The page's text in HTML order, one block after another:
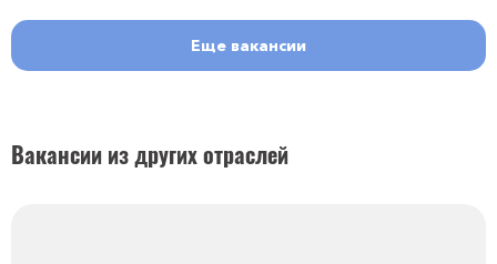
Еще вакансии
Вакансии из других отраслей